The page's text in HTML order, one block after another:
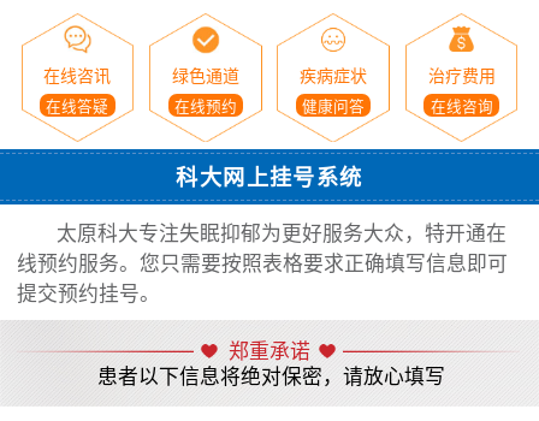
在线咨讯
在线答疑
绿色通道
在线预约
疾病症状
健康问答
治疗费用
在线咨询
科大网上挂号系统
太原科大专注失眠抑郁为更好服务大众，特开通在
线预约服务。您只需要按照表格要求正确填写信息即可
提交预约挂号。
郑重承诺
患者以下信息将绝对保密，请放心填写